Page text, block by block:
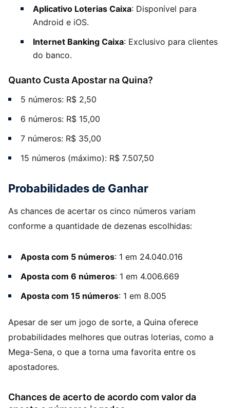
Aplicativo Loterias Caixa: Disponível para
Android e iOS.
Internet Banking Caixa: Exclusivo para clientes
do banco.
Quanto Custa Apostar na Quina?
5 números: R$ 2,50
6 números: R$ 15,00
7 números: R$ 35,00
15 números (máximo): R$ 7.507,50
Probabilidades de Ganhar
As chances de acertar os cinco números variam
conforme a quantidade de dezenas escolhidas:
Aposta com 5 números: 1 em 24.040.016
Aposta com 6 números: 1 em 4.006.669
Aposta com 15 números: 1 em 8.005
Apesar de ser um jogo de sorte, a Quina oferece
probabilidades melhores que outras loterias, como a
Mega-Sena, o que a torna uma favorita entre os
apostadores.
Chances de acerto de acordo com valor da